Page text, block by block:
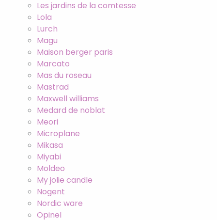
Les jardins de la comtesse
Lola
Lurch
Magu
Maison berger paris
Marcato
Mas du roseau
Mastrad
Maxwell williams
Medard de noblat
Meori
Microplane
Mikasa
Miyabi
Moldeo
My jolie candle
Nogent
Nordic ware
Opinel